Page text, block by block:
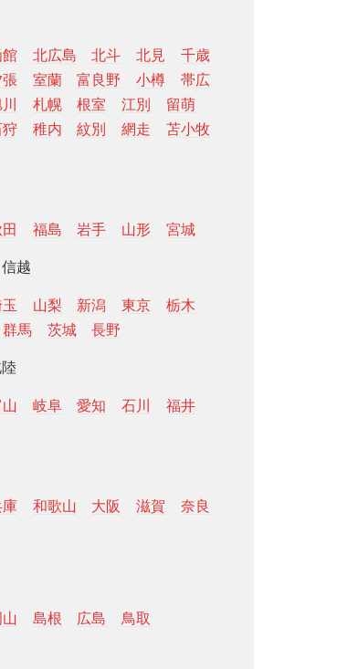
館 北広島 北斗 北見
千歳
張 室蘭 富良野 小樽
帯広
札幌 根室 江別
留萌
狩 稚内 紋別 網走
苫小牧
福島 岩手 山形 宮城
越
山梨 新潟 東京
栃木
群馬 茨城 長野
岐阜 愛知 石川
福井
庫 和歌山 大阪 滋賀 奈良
山 島根 広島 鳥取